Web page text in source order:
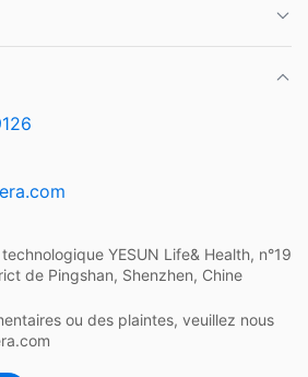
YESUN Life& Health, n°19
de Pingshan, Shenzhen, Chine
ou des plaintes, veuillez nous